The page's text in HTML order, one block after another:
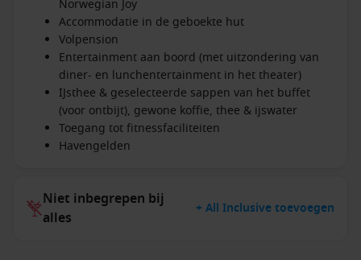
Norwegian Joy
Accommodatie in de geboekte hut
Volpension
Entertainment aan boord (met uitzondering van
diner- en lunchentertainment in het theater)
IJsthee & geselecteerde sappen van het buffet
(voor ontbijt), gewone koffie, thee & ijswater
Toegang tot fitnessfaciliteiten
Havengelden
Niet inbegrepen bij
alles
+ All Inclusive toevoegen